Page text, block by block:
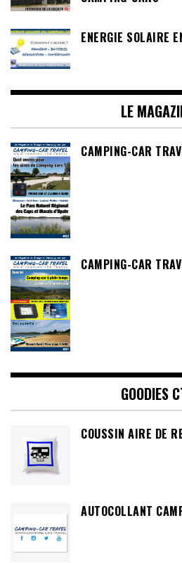
ENERGIE SOLAIRE
LE
CAMPING-CAR
CAMPING-CAR
GOODIES
COUSSIN AIRE DE
AUTOCOLLANT